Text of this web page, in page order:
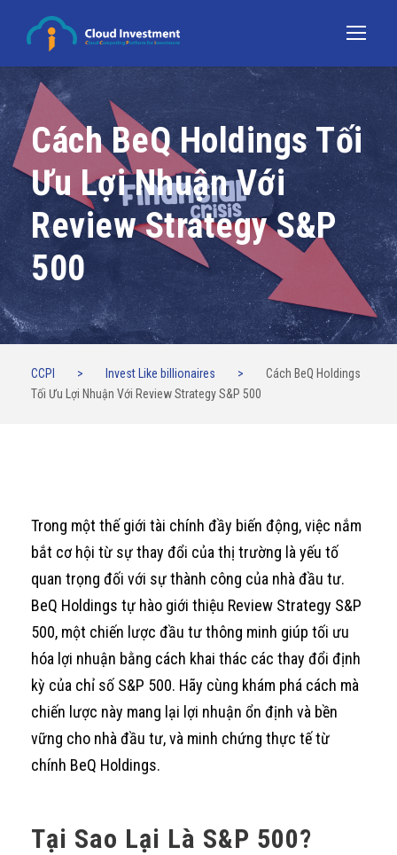
Cách BeQ Holdings Tối
Ưu Lợi Nhuận Với
Review Strategy S&P
500
CCPI > Invest Like billionaires >
Cách BeQ Holdings
Tối Ưu Lợi Nhuận Với Review Strategy S&P 500
Trong một thế giới tài chính đầy biến động, việc nắm
bắt cơ hội từ sự thay đổi của thị trường là yếu tố
quan trọng đối với sự thành công của nhà đầu tư.
BeQ Holdings tự hào giới thiệu Review Strategy S&P
500, một chiến lược đầu tư thông minh giúp tối ưu
hóa lợi nhuận bằng cách khai thác các thay đổi định
kỳ của chỉ số S&P 500. Hãy cùng khám phá cách mà
chiến lược này mang lại lợi nhuận ổn định và bền
vững cho nhà đầu tư, và minh chứng thực tế từ
chính BeQ Holdings.
Tại Sao Lại Là S&P 500?